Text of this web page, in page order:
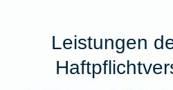
Leistungen